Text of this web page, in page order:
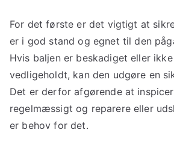
For det første er det vigtigt at
er i god stand og egnet til den
Hvis baljen er beskadiget eller
vedligeholdt, kan den udgøre en
Det er derfor afgørende at
regelmæssigt og reparere eller
er behov for det.